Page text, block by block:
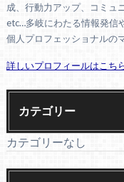
成、行動力アップ、コミュ
etc…多岐にわたる情報発信
個人プロフェッショナルの
詳しいプロフィールはこち
カテゴリー
カテゴリーなし